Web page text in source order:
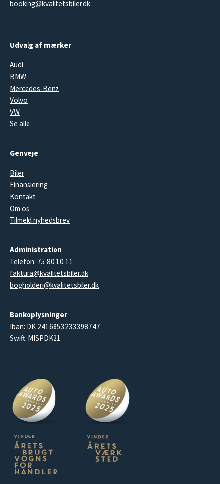
booking@kvalitetsbiler.dk
Udvalg af mærker
Audi
BMW
Mercedes-Benz
Volvo
VW
Se alle
Genveje
Biler
Finansiering
Kontakt
Om os
Tilmeld nyhedsbrev
Administration
Telefon: 75 80 10 11
faktura@kvalitetsbiler.dk
bogholderi@kvalitetsbiler.dk
Bankoplysninger
Iban: DK 2416853233398747
Swift: MISPDK21